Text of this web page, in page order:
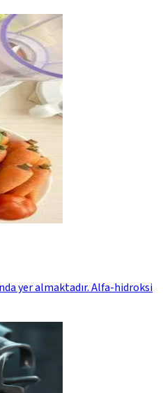
yer almaktadır. Alfa-hidroksi